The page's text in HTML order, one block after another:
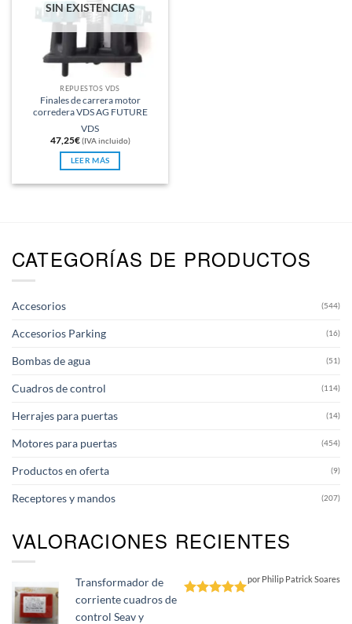
SIN EXISTENCIAS
REPUESTOS VDS
Finales de carrera motor
corredera VDS AG FUTURE
VDS
47,25€ (IVA incluido)
LEER MÁS
CATEGORÍAS DE PRODUCTOS
Accesorios (544)
Accesorios Parking (16)
Bombas de agua (51)
Cuadros de control (114)
Herrajes para puertas (14)
Motores para puertas (454)
Productos en oferta (9)
Receptores y mandos (207)
VALORACIONES RECIENTES
Transformador de
corriente cuadros de
control Seav y
por Philip Patrick Soares